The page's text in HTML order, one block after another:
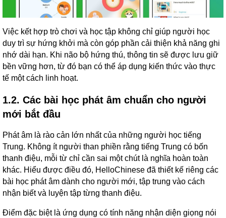
Việc kết hợp trò chơi và học tập không chỉ giúp người học
duy trì sự hứng khởi mà còn góp phần cải thiện khả năng ghi
nhớ dài hạn. Khi não bộ hứng thú, thông tin sẽ được lưu giữ
bền vững hơn, từ đó bạn có thể áp dụng kiến thức vào thực
tế một cách linh hoạt.
1.2. Các bài học phát âm chuẩn cho người
mới bắt đầu
Phát âm là rào cản lớn nhất của những người học tiếng
Trung. Không ít người than phiền rằng tiếng Trung có bốn
thanh điệu, mỗi từ chỉ cần sai một chút là nghĩa hoàn toàn
khác. Hiểu được điều đó, HelloChinese đã thiết kế riêng các
bài học phát âm dành cho người mới, tập trung vào cách
nhận biết và luyện tập từng thanh điệu.
Điểm đặc biệt là ứng dụng có tính năng nhận diện giọng nói